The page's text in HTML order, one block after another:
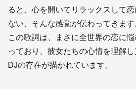
ると、心を開いてリラックスして
ない、そんな感覚が伝わってきます
この歌詞は、まさに全世界の恋に
っており、彼女たちの心情を理解
DJの存在が描かれています。